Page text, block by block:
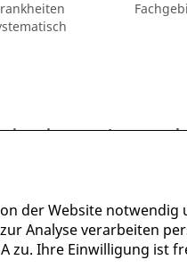
der Website
Analyse verarbeiten
zu. Ihre Einwilligung